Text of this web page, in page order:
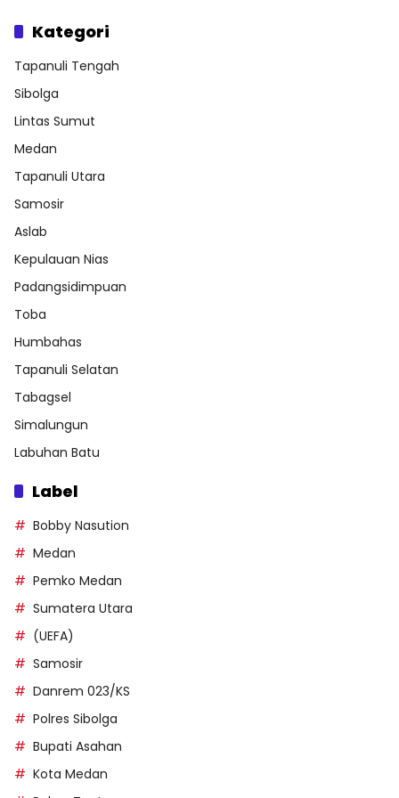
Kategori
Tapanuli Tengah
Sibolga
Lintas Sumut
Medan
Tapanuli Utara
Samosir
Aslab
Kepulauan Nias
Padangsidimpuan
Toba
Humbahas
Tapanuli Selatan
Tabagsel
Simalungun
Labuhan Batu
Label
Bobby Nasution
Medan
Pemko Medan
Sumatera Utara
(UEFA)
Samosir
Danrem 023/KS
Polres Sibolga
Bupati Asahan
Kota Medan